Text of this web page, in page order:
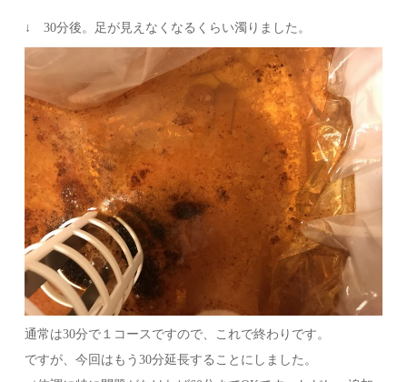
↓ 30分後。足が見えなくなるくらい濁りました。
通常は30分で１コースですので、これで終わりです。
ですが、今回はもう30分延長することにしました。